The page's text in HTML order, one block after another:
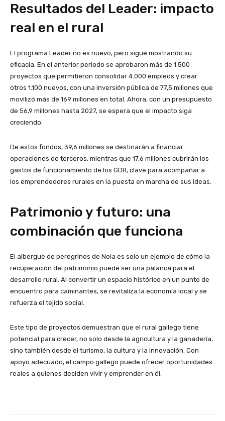
Resultados del Leader: impacto
real en el rural
El programa Leader no es nuevo, pero sigue mostrando su
eficacia. En el anterior periodo se aprobaron más de 1.500
proyectos que permitieron consolidar 4.000 empleos y crear
otros 1.100 nuevos, con una inversión pública de 77,5 millones que
movilizó más de 169 millones en total. Ahora, con un presupuesto
de 56,9 millones hasta 2027, se espera que el impacto siga
creciendo.
De estos fondos, 39,6 millones se destinarán a financiar
operaciones de terceros, mientras que 17,6 millones cubrirán los
gastos de funcionamiento de los GDR, clave para acompañar a
los emprendedores rurales en la puesta en marcha de sus ideas.
Patrimonio y futuro: una
combinación que funciona
El albergue de peregrinos de Noia es solo un ejemplo de cómo la
recuperación del patrimonio puede ser una palanca para el
desarrollo rural. Al convertir un espacio histórico en un punto de
encuentro para caminantes, se revitaliza la economía local y se
refuerza el tejido social.
Este tipo de proyectos demuestran que el rural gallego tiene
potencial para crecer, no solo desde la agricultura y la ganadería,
sino también desde el turismo, la cultura y la innovación. Con
apoyo adecuado, el campo gallego puede ofrecer oportunidades
reales a quienes deciden vivir y emprender en él.